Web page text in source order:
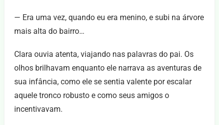
— Era uma vez, quando eu era menino, e subi na árvore
mais alta do bairro…
Clara ouvia atenta, viajando nas palavras do pai. Os
olhos brilhavam enquanto ele narrava as aventuras de
sua infância, como ele se sentia valente por escalar
aquele tronco robusto e como seus amigos o
incentivavam.